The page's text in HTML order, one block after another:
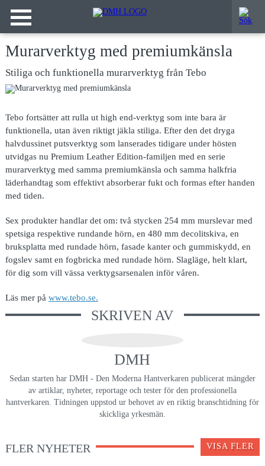
Murarverktyg med premiumkänsla
Stiliga och funktionella murarverktyg från Tebo
Tebo fortsätter att rulla ut high end-verktyg som inte bara är
funktionella, utan även riktigt jäkla stiliga. Efter den det dryga
halvdussinet putsverktyg som lanserades tidigare under hösten
utvidgas nu Premium Leather Edition-familjen med en serie
murarverktyg med samma premiumkänsla och samma halkfria
läderhandtag som effektivt absorberar fukt och formas efter handen
med tiden.
Sex produkter handlar det om: två stycken 254 mm murslevar med
spetsiga respektive rundande hörn, en 480 mm decolitskiva, en
bruksplatta med rundade hörn, fasade kanter och gummiskydd, en
fogslev samt en fogbricka med rundade hörn. Slagläge, helt klart,
för dig som vill vässa verktygsarsenalen inför våren.
Läs mer på www.tebo.se.
SKRIVEN AV
DMH
Sedan starten har DMH - Den Moderna Hantverkaren publicerat mängder
av artiklar, nyheter, reportage och tester för den professionella
hantverkaren. Tidningen uppstod ur behovet av en riktig branschtidning för
skickliga yrkesmän.
FLER NYHETER VISA FLER